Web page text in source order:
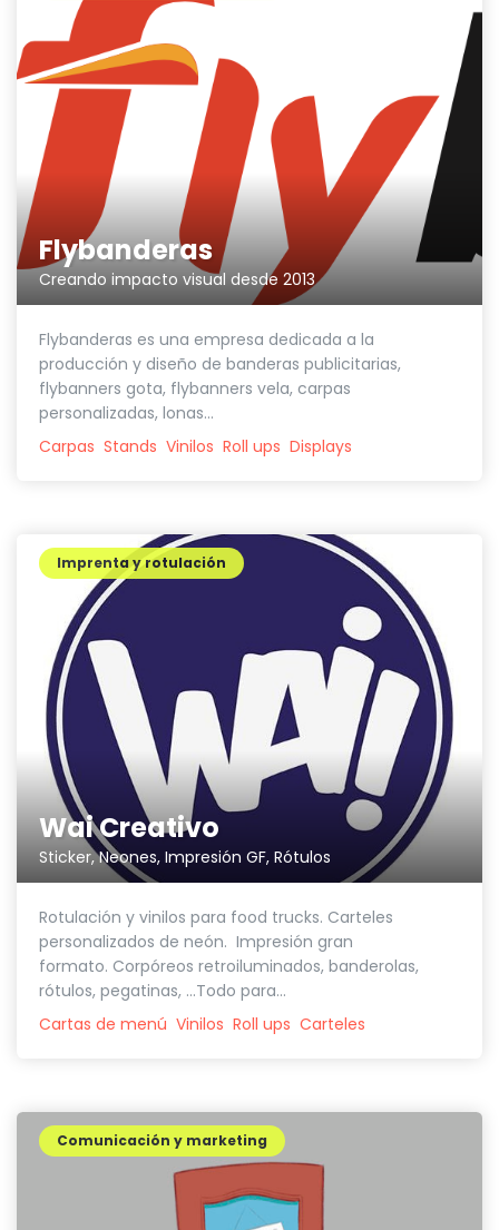
Flybanderas
Creando impacto visual desde 2013
Flybanderas es una empresa dedicada a la
producción y diseño de banderas publicitarias,
flybanners gota, flybanners vela, carpas
personalizadas, lonas...
Carpas Stands Vinilos Roll ups Displays
Wai Creativo
Sticker, Neones, Impresión GF, Rótulos
Imprenta y rotulación
Rotulación y vinilos para food trucks. Carteles
personalizados de neón. Impresión gran
formato. Corpóreos retroiluminados, banderolas,
rótulos, pegatinas, ...Todo para...
Cartas de menú Vinilos Roll ups Carteles
Comunicación y marketing